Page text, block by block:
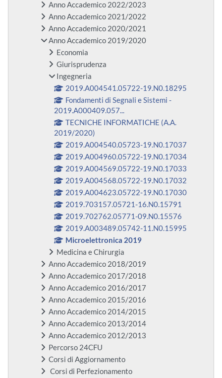
Anno Accademico 2022/2023
Anno Accademico 2021/2022
Anno Accademico 2020/2021
Anno Accademico 2019/2020
Economia
Giurisprudenza
Ingegneria
2019.A004541.05722-19.N0.18295
Fondamenti di Segnali e Sistemi -
2019.A000409.057...
TECNICHE INFORMATICHE (A.A.
2019/2020)
2019.A004540.05723-19.N0.17037
2019.A004960.05722-19.N0.17034
2019.A004569.05722-19.N0.17033
2019.A004568.05722-19.N0.17032
2019.A004623.05722-19.N0.17030
2019.703157.05721-16.N0.15791
2019.702762.05771-09.N0.15576
2019.A003489.05742-11.N0.15995
Microelettronica 2019
Medicina e Chirurgia
Anno Accademico 2018/2019
Anno Accademico 2017/2018
Anno Accademico 2016/2017
Anno Accademico 2015/2016
Anno Accademico 2014/2015
Anno Accademico 2013/2014
Anno Accademico 2012/2013
Percorso 24CFU
Corsi di Aggiornamento
Corsi di Perfezionamento